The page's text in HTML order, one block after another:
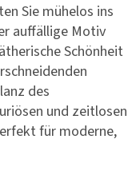
Sie mühelos ins
auffällige Motiv
Schönheit
des
und zeitlosen
für moderne,